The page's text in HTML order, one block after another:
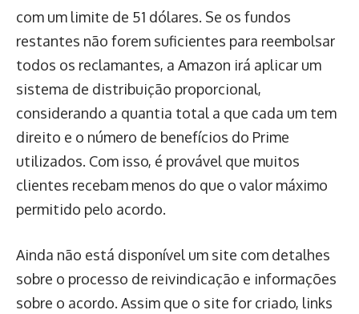
com um limite de 51 dólares. Se os fundos
restantes não forem suficientes para reembolsar
todos os reclamantes, a Amazon irá aplicar um
sistema de distribuição proporcional,
considerando a quantia total a que cada um tem
direito e o número de benefícios do Prime
utilizados. Com isso, é provável que muitos
clientes recebam menos do que o valor máximo
permitido pelo acordo.
Ainda não está disponível um site com detalhes
sobre o processo de reivindicação e informações
sobre o acordo. Assim que o site for criado, links